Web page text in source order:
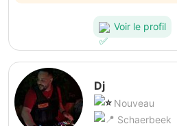
Voir le profil
Dj
Nouveau
Schaerbeek